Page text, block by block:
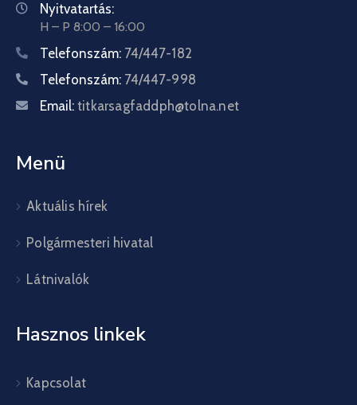
Nyitvatartás:
H – P 8:00 – 16:00
Telefonszám: 74/447-182
Telefonszám: 74/447-998
Email: titkarsagfaddph@tolna.net
Menü
Aktuális hírek
Polgármesteri hivatal
Látnivalók
Hasznos linkek
Kapcsolat